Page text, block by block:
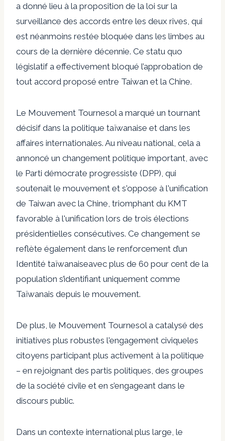
a donné lieu à la proposition de la loi sur la
surveillance des accords entre les deux rives, qui
est néanmoins restée bloquée dans les limbes au
cours de la dernière décennie. Ce statu quo
législatif a effectivement bloqué l’approbation de
tout accord proposé entre Taiwan et la Chine.
Le Mouvement Tournesol a marqué un tournant
décisif dans la politique taïwanaise et dans les
affaires internationales. Au niveau national, cela a
annoncé un changement politique important, avec
le Parti démocrate progressiste (DPP), qui
soutenait le mouvement et s'oppose à l'unification
de Taiwan avec la Chine, triomphant du KMT
favorable à l'unification lors de trois élections
présidentielles consécutives. Ce changement se
reflète également dans le renforcement d’un
Identité taïwanaiseavec plus de 60 pour cent de la
population s’identifiant uniquement comme
Taïwanais depuis le mouvement.
De plus, le Mouvement Tournesol a catalysé des
initiatives plus robustes l'engagement civiqueles
citoyens participant plus activement à la politique
– en rejoignant des partis politiques, des groupes
de la société civile et en s’engageant dans le
discours public.
Dans un contexte international plus large, le